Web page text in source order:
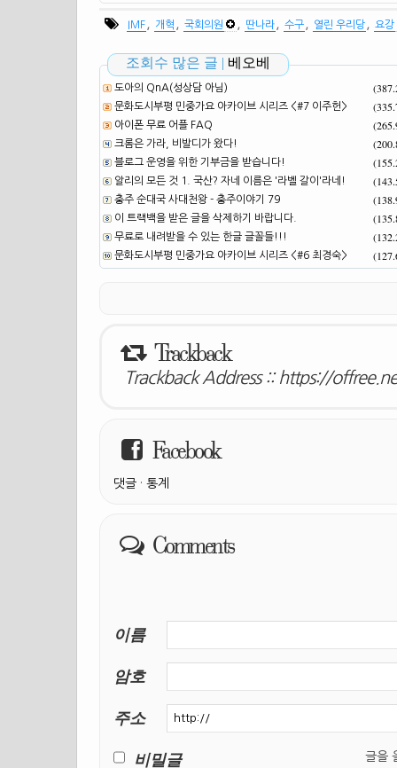
IMF 개혁 국회의원 딴나라 수구 열린 우리당 요강
조회수 많은 글 | 베오베
도아의 QnA(성상담 아님)
문화도시부평 민중가요 아카이브 시리즈 <#7 이주헌>
아이폰 무료 어플 FAQ
크롬은 가라, 비발디가 왔다!
블로그 운영을 위한 기부금을 받습니다!
알리의 모든 것 1. 국산? 자네 이름은 '라벨 갈이'라네!
충주 순대국 사대천왕 - 충주이야기 79
이 트랙백을 받은 글을 삭제하기 바랍니다.
무료로 내려받을 수 있는 한글 글꼴들!!!
문화도시부평 민중가요 아카이브 시리즈 <#6 최경숙>
Trackback
Trackback Address :: https://
Facebook
댓글 · 통계
Comments
이름
암호
주소
비밀글
글을